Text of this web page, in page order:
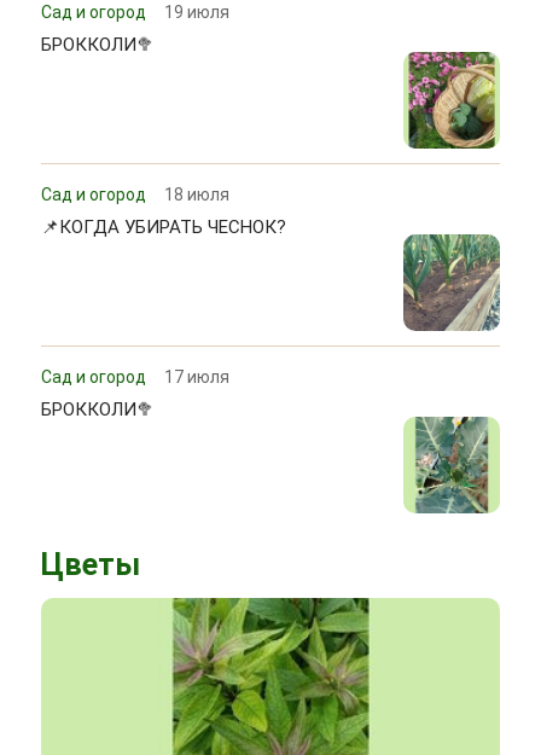
Сад и огород 19 июля
БРОККОЛИ🥦
Сад и огород 18 июля
📌КОГДА УБИРАТЬ ЧЕСНОК?
Сад и огород 17 июля
БРОККОЛИ🥦
Цветы